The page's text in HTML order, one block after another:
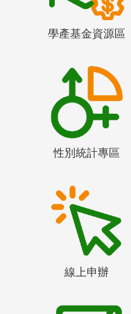
學產基金資源區
性別統計專區
線上申辦